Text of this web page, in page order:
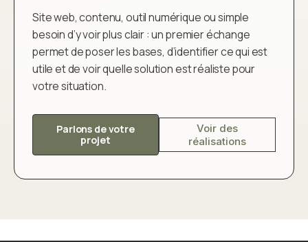
Site web, contenu, outil numérique ou simple
besoin d’y voir plus clair : un premier échange
permet de poser les bases, d’identifier ce qui est
utile et de voir quelle solution est réaliste pour
votre situation.
Parlons de votre
projet
Voir des
réalisations